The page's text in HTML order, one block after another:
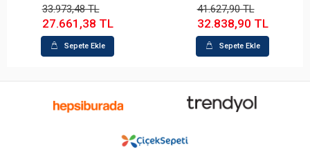
33.973,48 TL
27.661,38 TL
Sepete Ekle
41.627,90 TL
32.838,90 TL
Sepete Ekle